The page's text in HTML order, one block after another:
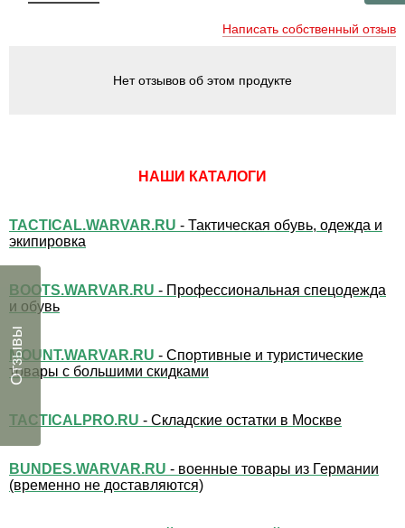
Написать собственный отзыв
Нет отзывов об этом продукте
НАШИ КАТАЛОГИ
TACTICAL.WARVAR.RU - Тактическая обувь, одежда и
экипировка
BOOTS.WARVAR.RU - Профессиональная спецодежда
и обувь
MOUNT.WARVAR.RU - Спортивные и туристические
товары с большими скидками
TACTICALPRO.RU - Складские остатки в Москве
BUNDES.WARVAR.RU - военные товары из Германии
(временно не доставляются)
Отзывы